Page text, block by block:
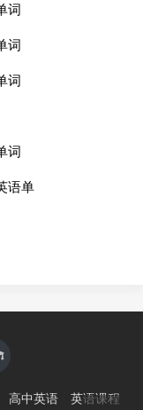
词
词
词
词
语单
高中英语
英语课程